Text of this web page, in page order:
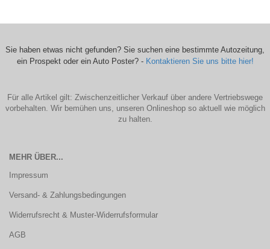
Sie haben etwas nicht gefunden? Sie suchen eine bestimmte Autozeitung,
ein Prospekt oder ein Auto Poster? - Kontaktieren Sie uns bitte hier!
Für alle Artikel gilt: Zwischenzeitlicher Verkauf über andere Vertriebswege
vorbehalten. Wir bemühen uns, unseren Onlineshop so aktuell wie möglich
zu halten.
MEHR ÜBER...
Impressum
Versand- & Zahlungsbedingungen
Widerrufsrecht & Muster-Widerrufsformular
AGB